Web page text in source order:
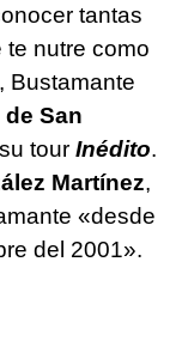
tantas
te nutre como
Bustamante
San
tour Inédito.
Martínez,
«desde
del 2001».